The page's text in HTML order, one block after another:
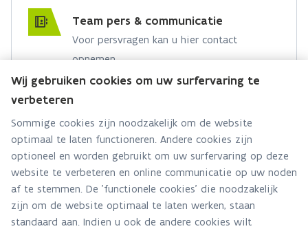
Team pers & communicatie
Voor persvragen kan u hier contact
opnemen.
Hebt u een persvraag? Stel ze hier:
Via contact formulier
Alle contactgegevens
Adres
Stationsstraat 110
2800 Mechelen
Wij gebruiken cookies om uw surfervaring te
verbeteren
Sommige cookies zijn noodzakelijk om de website
optimaal te laten functioneren. Andere cookies zijn
optioneel en worden gebruikt om uw surfervaring op deze
website te verbeteren en online communicatie op uw noden
af te stemmen. De 'functionele cookies' die noodzakelijk
zijn om de website optimaal te laten werken, staan
standaard aan. Indien u ook de andere cookies wilt